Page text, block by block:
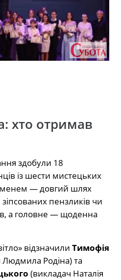
хто отримав
здобули 18
із шести мистецьких
— довгий шлях
пензликів чи
а головне — щоденна
відзначили Тимофія
Людмила Родіна) та
(викладач Наталія